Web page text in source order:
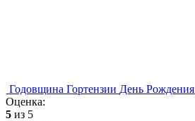
Годовщина Гортензии День Рождения
Оценка:
5 из 5